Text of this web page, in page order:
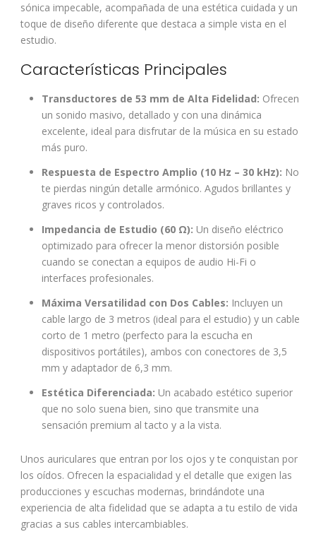
sónica impecable, acompañada de una estética cuidada y un
toque de diseño diferente que destaca a simple vista en el
estudio.
Características Principales
Transductores de 53 mm de Alta Fidelidad: Ofrecen
un sonido masivo, detallado y con una dinámica
excelente, ideal para disfrutar de la música en su estado
más puro.
Respuesta de Espectro Amplio (10 Hz – 30 kHz): No
te pierdas ningún detalle armónico. Agudos brillantes y
graves ricos y controlados.
Impedancia de Estudio (60 Ω): Un diseño eléctrico
optimizado para ofrecer la menor distorsión posible
cuando se conectan a equipos de audio Hi-Fi o
interfaces profesionales.
Máxima Versatilidad con Dos Cables: Incluyen un
cable largo de 3 metros (ideal para el estudio) y un cable
corto de 1 metro (perfecto para la escucha en
dispositivos portátiles), ambos con conectores de 3,5
mm y adaptador de 6,3 mm.
Estética Diferenciada: Un acabado estético superior
que no solo suena bien, sino que transmite una
sensación premium al tacto y a la vista.
Unos auriculares que entran por los ojos y te conquistan por
los oídos. Ofrecen la espacialidad y el detalle que exigen las
producciones y escuchas modernas, brindándote una
experiencia de alta fidelidad que se adapta a tu estilo de vida
gracias a sus cables intercambiables.